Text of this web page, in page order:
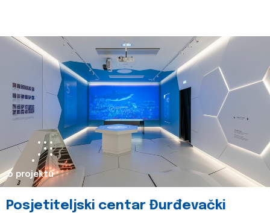
o projektu
Posjetiteljski centar Đurđevački